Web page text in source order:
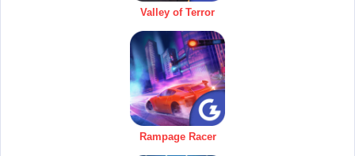
Valley of Terror
Rampage Racer